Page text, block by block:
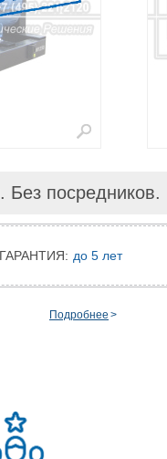
ГАРАНТИЯ: до 5 лет
Подробнее